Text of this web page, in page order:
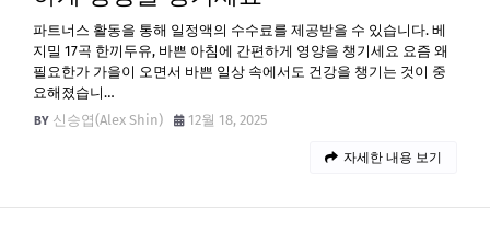
파트너스 활동을 통해 일정액의 수수료를 제공받을 수 있습니다. 베
지밀 17곡 한끼두유, 바쁜 아침에 간편하게 영양을 챙기세요 요즘 왜
필요한가 가을이 오면서 바쁜 일상 속에서도 건강을 챙기는 것이 중
요해졌습니…
신승엽(Alex Shin)
12월 18, 2025
자세한 내용 보기